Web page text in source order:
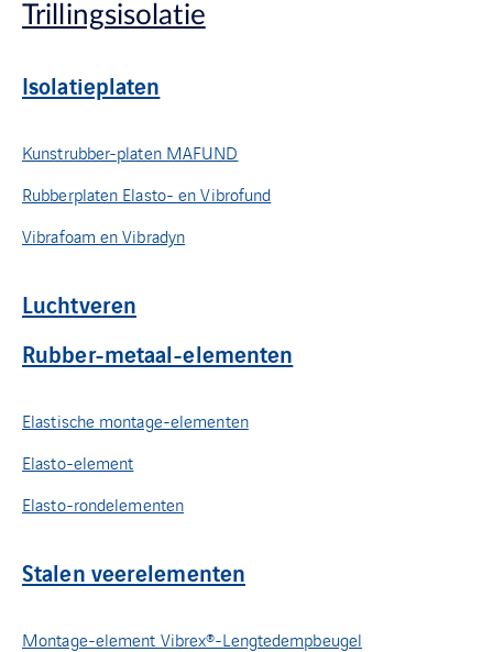
Trillingsisolatie
Isolatieplaten
Kunstrubber-platen MAFUND
Rubberplaten Elasto- en Vibrofund
Vibrafoam en Vibradyn
Luchtveren
Rubber-metaal-elementen
Elastische montage-elementen
Elasto-element
Elasto-rondelementen
Stalen veerelementen
Montage-element Vibrex®-Lengtedempbeugel